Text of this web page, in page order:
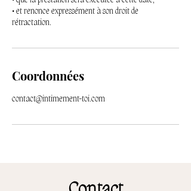
• et renonce expressément à son droit de
rétractation.
Coordonnées
contact@intimement-toi.com